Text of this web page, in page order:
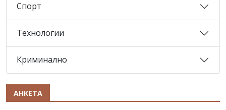
Спорт
Технологии
Криминално
АНКЕТА